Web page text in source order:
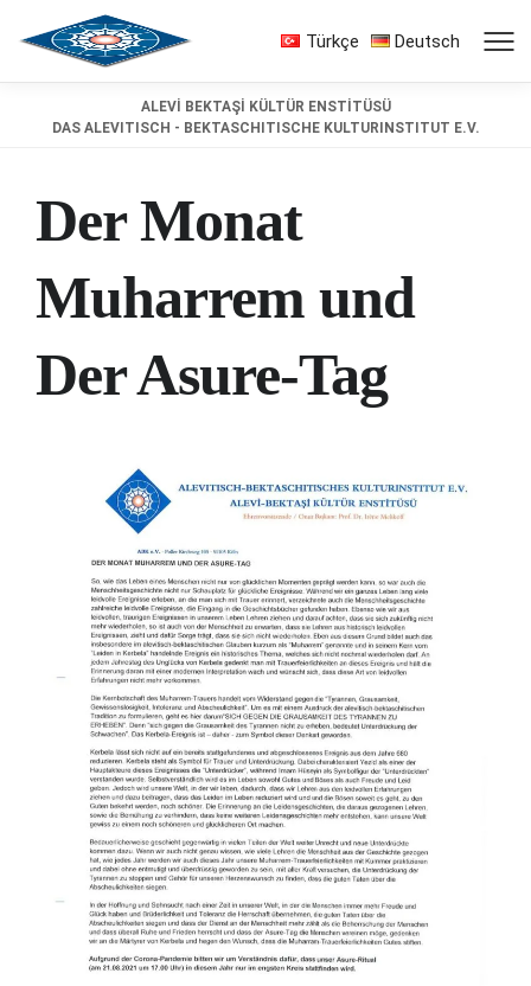
Türkçe Deutsch
ALEVİ BEKTAŞİ KÜLTÜR ENSTİTÜSÜ
DAS ALEVITISCH - BEKTASCHITISCHE KULTURINSTITUT E.V.
Der Monat
Muharrem und
Der Asure-Tag